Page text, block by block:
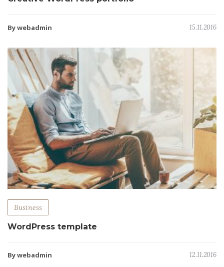
By webadmin 15.11.2016
Business
WordPress template
By webadmin 12.11.2016